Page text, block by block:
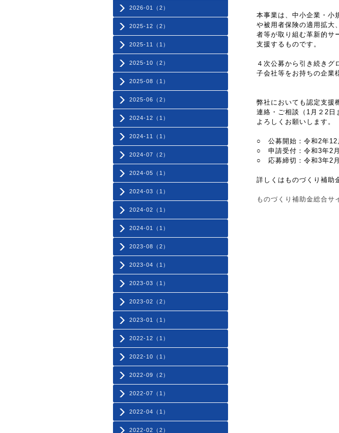
2026-01（2）
2025-12（2）
2025-11（1）
2025-10（2）
2025-08（1）
2025-06（2）
2024-12（1）
2024-11（1）
2024-07（2）
2024-05（1）
2024-03（1）
2024-02（1）
2024-01（1）
2023-08（2）
2023-04（1）
2023-03（1）
2023-02（2）
2023-01（1）
2022-12（1）
2022-10（1）
2022-09（2）
2022-07（1）
2022-04（1）
2022-02（2）
本事業は、中小企業・小
や被用者保険の適用拡大
者等が取り組む革新的サ
支援するものです。
４次公募から引き続きグ
子会社等をお持ちの企業
弊社においても認定支援
連絡・ご相談（1月２2日
よろしくお願いします。
○ 公募開始：令和2年12
○ 申請受付：令和3年2
○ 応募締切：令和3年2
詳しくはものづくり補助
ものづくり補助金総合サ